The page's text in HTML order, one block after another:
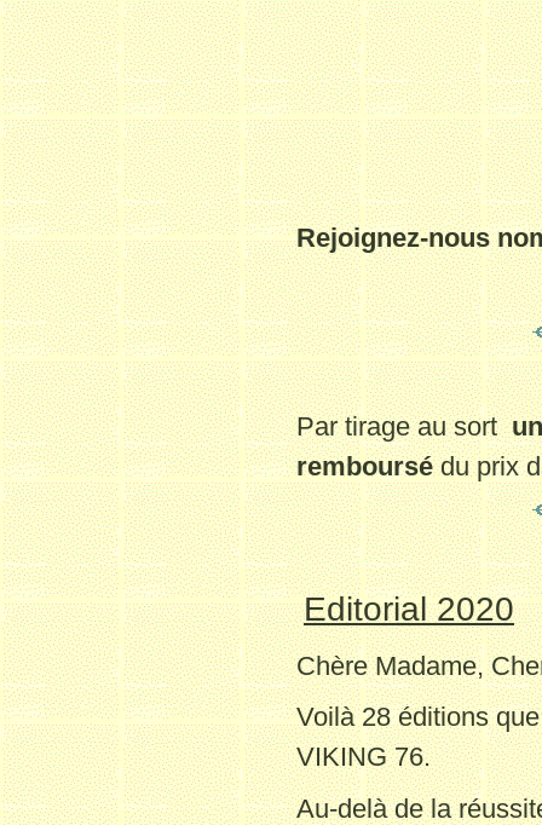
Rejoignez-nous
Partirage au sort
remboursédu prix
Editorial 2020
Chère Madame,
Voilà 28 éditions
VIKING 76.
Au-delà de la